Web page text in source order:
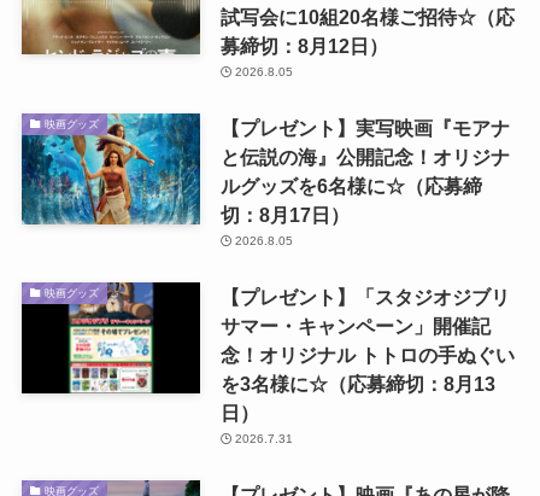
試写会に10組20名様ご招待☆（応
募締切：8月12日）
2026.8.05
映画グッズ
【プレゼント】実写映画『モアナ
と伝説の海』公開記念！オリジナ
ルグッズを6名様に☆（応募締
切：8月17日）
2026.8.05
映画グッズ
【プレゼント】「スタジオジブリ
サマー・キャンペーン」開催記
念！オリジナル トトロの手ぬぐい
を3名様に☆（応募締切：8月13
日）
2026.7.31
映画グッズ